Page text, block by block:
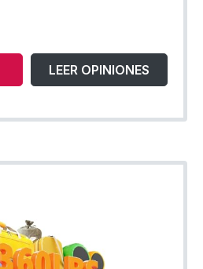
LEER OPINIONES